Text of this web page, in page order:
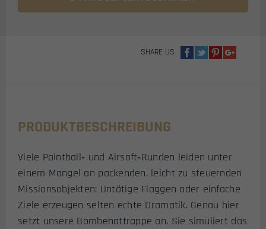
EVENTS
SHARE US
PRODUKTBESCHREIBUNG
Viele Paintball‑ und Airsoft‑Runden leiden unter
einem Mangel an packenden, leicht zu steuernden
Missionsobjekten: Untätige Flag­gen oder einfache
Ziele erzeugen selten echte Dramatik. Genau hier
setzt unsere Bombenattrappe an. Sie simuliert das